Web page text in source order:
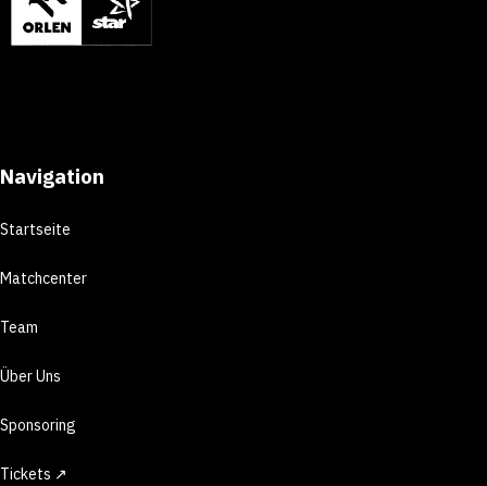
Navigation
Startseite
Matchcenter
Team
Über Uns
Sponsoring
Tickets ↗